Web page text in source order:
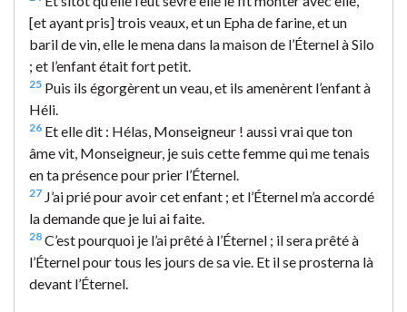
[et ayant pris] trois veaux, et un Epha de farine, et un
baril de vin, elle le mena dans la maison de l’Éternel à Silo
; et l’enfant était fort petit.
25 Puis ils égorgèrent un veau, et ils amenèrent l’enfant à
Héli.
26 Et elle dit : Hélas, Monseigneur ! aussi vrai que ton
âme vit, Monseigneur, je suis cette femme qui me tenais
en ta présence pour prier l’Éternel.
27 J’ai prié pour avoir cet enfant ; et l’Éternel m’a accordé
la demande que je lui ai faite.
28 C’est pourquoi je l’ai prêté à l’Éternel ; il sera prêté à
l’Éternel pour tous les jours de sa vie. Et il se prosterna là
devant l’Éternel.